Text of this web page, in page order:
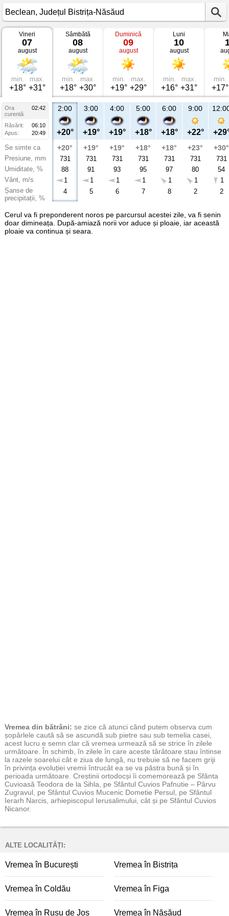
Vremea
Beclean
Județul
Bistrița-
Năsăud
Vineri
07
august
min.
+18°
max.
+31°
Sâmbătă
08
august
min.
+18°
max.
+30°
Duminică
09
august
min.
+19°
max.
+29°
Luni
10
august
min.
+16°
max.
+31°
min.
+17°
Ora
02:42
curentă
Răsărit:
06:10
Apus:
20:49
Se simte ca
Presiune, mm
Umiditate, %
Vânt, m/s
Șanse de
precipitații, %
2:00
+20°
+20°
731
88
1
4
3:00
+19°
+19°
731
91
1
5
4:00
+19°
+19°
731
93
1
6
5:00
+18°
+18°
731
95
1
7
6:00
+18°
+18°
731
97
1
8
9:00
+22°
+23°
731
80
1
2
+30°
731
54
1
2
Cerul va fi preponderent noros pe parcursul acestei zile, va fi senin
doar dimineața. După-amiază norii vor aduce și ploaie, iar această
ploaie va continua și seara.
Vremea din bătrâni: se zice că atunci când putem observa cum
șopârlele caută să se ascundă sub pietre sau sub temelia casei,
acest lucru e semn clar că vremea urmează să se strice în zilele
următoare. În schimb, în zilele în care aceste târâtoare stau întinse
la razele soarelui cât e ziua de lungă, nu trebuie să ne facem griji
în privința evoluției vremii întrucât ea se va păstra bună și în
perioada următoare. Creștinii ortodocși îi comemorează pe Sfânta
Cuvioasă Teodora de la Sihla, pe Sfântul Cuvios Pafnutie – Pârvu
Zugravul, pe Sfântul Cuvios Mucenic Dometie Persul, pe Sfântul
Ierarh Narcis, arhiepiscopul Ierusalimului, cât și pe Sfântul Cuvios
Nicanor.
ALTE LOCALITĂȚI:
Vremea în București Vremea în Bistrița
Vremea în Coldău Vremea în Figa
Vremea în Rusu de Jos Vremea în Năsăud